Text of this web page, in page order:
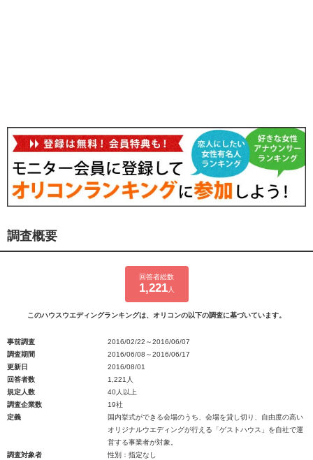
調査概要
回答者総数
1,221人
このハウスウエディングランキングは、オリコンの以下の調査に基づいています。
事前調査
2016/02/22～2016/06/07
調査期間
2016/06/08～2016/06/17
更新日
2016/08/01
回答者数
1,221人
規定人数
40人以上
調査企業数
19社
定義
国内挙式ができる会場のうち、会場を貸し切り、自由度の高い
オリジナルウエディングが行える「ゲストハウス」を自社で運
営する事業者が対象。
調査対象者
性別：指定なし